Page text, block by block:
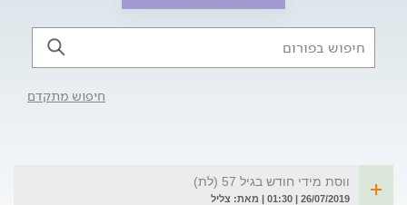
חיפוש מתקדם
ווסת מידי חודש בגיל 57 (לת)
26/07/2019 | 01:30 | מאת: צליל